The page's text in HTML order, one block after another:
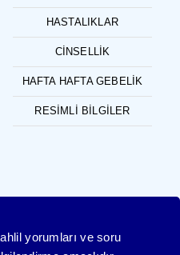
HASTALIKLAR
CINSELLIK
HAFTA HAFTA GEBELIK
RESIMLI BILGILER
yorumları ve soru